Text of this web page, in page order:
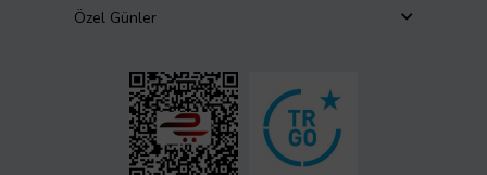
Özel Günler